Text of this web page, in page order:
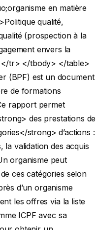
en matière
qualité,
(prospection à la
envers la
tr> </tbody> </table>
(BPF) est un document
de formations
rapport permet
des prestations de
strong> d’actions :
la validation des acquis
organisme peut
ces catégories selon
d’un organisme
les offres via la liste
ICPF avec sa